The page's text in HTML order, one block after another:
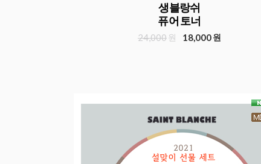
생블랑쉬
퓨어 토너
24,000 원 18,000원